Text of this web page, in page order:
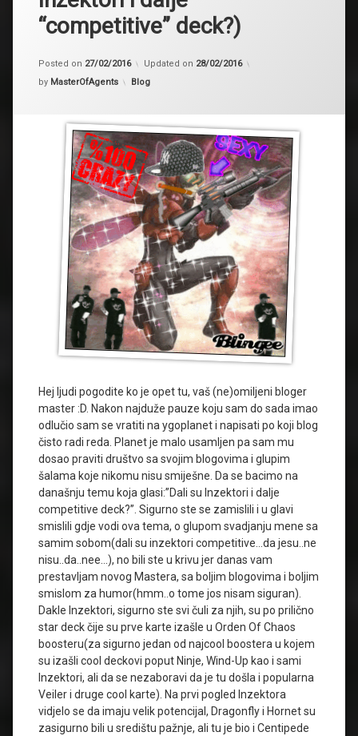
“competitive” deck?)
Posted on 27/02/2016 Updated on 28/02/2016
by MasterOfAgents Kategorije:
Blog
Hej ljudi pogodite ko je opet tu, vaš (ne)omiljeni bloger
master :D. Nakon najduže pauze koju sam do sada imao
odlučio sam se vratiti na ygoplanet i napisati po koji blog
čisto radi reda. Planet je malo usamljen pa sam mu
dosao praviti društvo sa svojim blogovima i glupim
šalama koje nikomu nisu smiješne. Da se bacimo na
današnju temu koja glasi:”Dali su Inzektori i dalje
competitive deck?”. Sigurno ste se zamislili i u glavi
smislili gdje vodi ova tema, o glupom svadjanju mene sa
samim sobom(dali su inzektori competitive…da jesu..ne
nisu..da..nee…), no bili ste u krivu jer danas vam
prestavljam novog Mastera, sa boljim blogovima i boljim
smislom za humor(hmm..o tome jos nisam siguran).
Dakle Inzektori, sigurno ste svi čuli za njih, su po prilično
star deck čije su prve karte izašle u Orden Of Chaos
boosteru(za sigurno jedan od najcool boostera u kojem
su izašli cool deckovi poput Ninje, Wind-Up kao i sami
Inzektori, ali da se nezaboravi da je tu došla i popularna
Veiler i druge cool karte). Na prvi pogled Inzektora
vidjelo se da imaju velik potencijal, Dragonfly i Hornet su
zasigurno bili u središtu pažnje, ali tu je bio i Centipede